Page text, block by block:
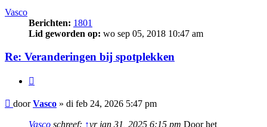
Vasco
Berichten: 1801
Lid geworden op: wo sep 05, 2018 10:47 am
Re: Veranderingen bij spotplekken
Bericht
doorVasco » di feb 24, 2026 5:47 pm
Vasco schreef: ↑vr jan 31, 2025 6:15 pm Door het